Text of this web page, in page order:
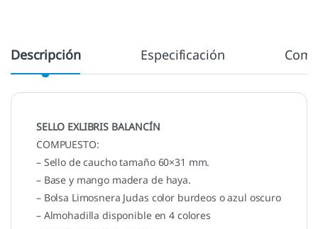
Descripción Especificación
SELLO EXLIBRIS BALANCÍN
COMPUESTO:
– Sello de caucho tamaño 60×31 mm.
– Base y mango madera de haya.
– Bolsa Limosnera Judas color burdeos o azul oscuro
– Almohadilla disponible en 4 colores